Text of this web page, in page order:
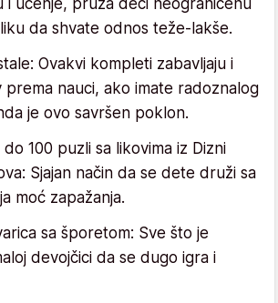
da shvate odnos teže-lakše.
Ovakvi kompleti zabavljaju i
prema nauci, ako imate radoznalog
je ovo savršen poklon.
do 100 puzli sa likovima iz Dizni
Sjajan način da se dete druži sa
moć zapažanja.
sa šporetom: Sve što je
devojčici da se dugo igra i